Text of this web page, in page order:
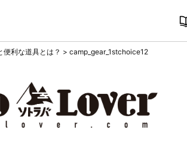
利な道具とは？ > camp_gear_1stchoice12